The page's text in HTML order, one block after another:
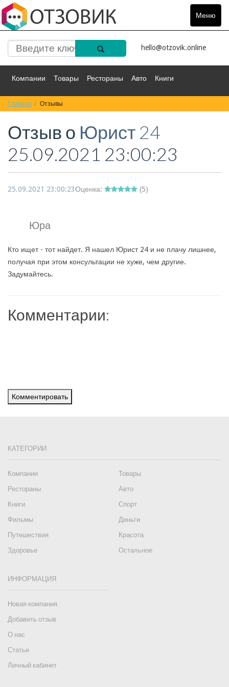
Меню
Toggle
hello@otzovik.online
Компании Товары Рестораны Авто Книги
Спорт Фильмы
Красота Здоровье Остальное
Главная Отзывы
Отзыв о Юрист 24
25.09.2021 23:00:23
25.09.2021 23:00:23Оценка: (5)
Юра
Кто ищет - тот найдет. Я нашел Юрист 24 и не плачу лишнее,
получая при этом консультации не хуже, чем другие.
Задумайтесь.
Комментарии:
Комментировать
КАТЕГОРИИ
Компании
Товары
Рестораны
Авто
Книги
Спорт
Фильмы
Деньги
Путешествия
Красота
Здоровье
Остальное
ИНФОРМАЦИЯ
Новая компания
Добавить отзыв
О нас
Статьи
Личный кабинет